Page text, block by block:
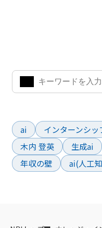
ai
インターンシッ
木内 登英
生成ai
年収の壁
ai(人工